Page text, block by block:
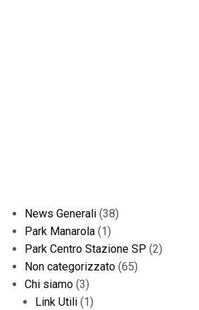
News Generali (38)
Park Manarola (1)
Park Centro Stazione SP (2)
Non categorizzato (65)
Chi siamo (3)
Link Utili (1)